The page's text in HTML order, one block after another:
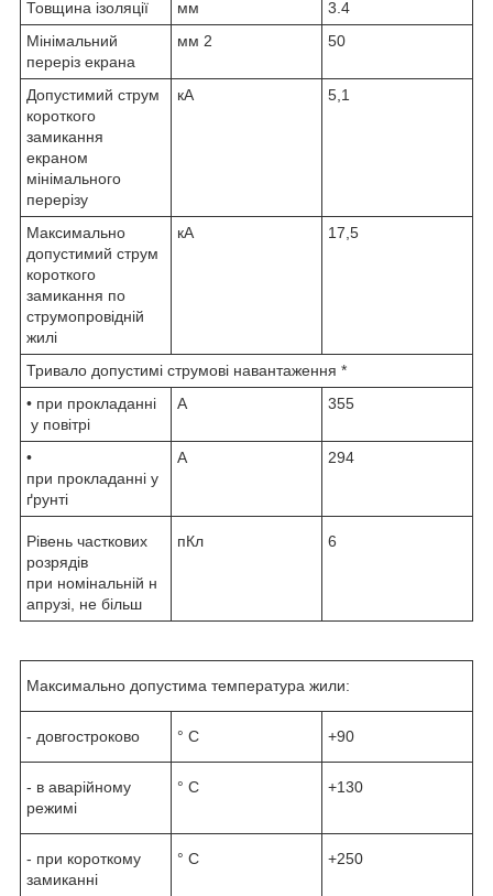
Товщина ізоляції мм
3.4
Мінімальний
переріз екрана
мм 2 50
Допустимий струм
короткого
замикання
екраном
мінімального
перерізу
кА 5,1
Максимально
допустимий струм
короткого
замикання по
струмопровідній
жилі
кА 17,5
Тривало допустимі струмові навантаження *
• при прокладанні
у повітрі
А 355
•
при прокладанні у
ґрунті
А 294
Рівень часткових
розрядів
при номінальній н
апрузі, не більш
пКл 6
Максимально допустима температура жили:
- довгостроково ° С +90
- в аварійному
режимі
° С +130
- при короткому
замиканні
° С +250